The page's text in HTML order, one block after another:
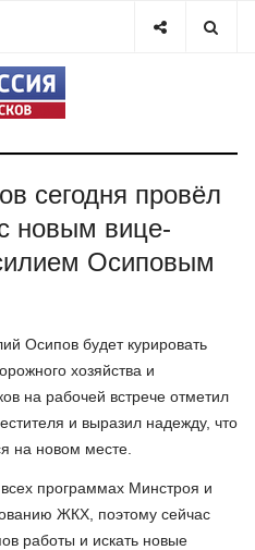
сегодня провёл
новым вице-
Осиповым
Осипов будет курировать
хозяйства и
на рабочей встрече отметил
и выразил надежду, что
на новом месте.
всех программах Минстроя и
ЖКХ, поэтому сейчас
работы и искать новые